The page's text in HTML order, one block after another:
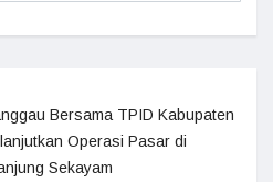
Bersama TPID Kabupaten
Operasi Pasar di
Sekayam